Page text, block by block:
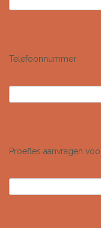
Telefoonnummer
Proefles aanvragen